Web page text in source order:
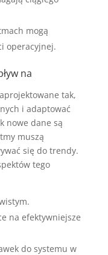
mogą
operacyjnej.
na
tak,
i adaptować
nowe dane są
muszą
się do trendy.
tego
na efektywniejsze
do systemu w